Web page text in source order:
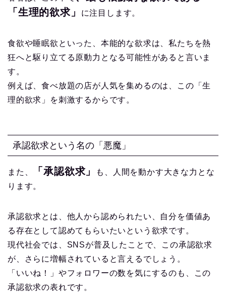
「生理的欲求」
に注目します。
食欲や睡眠欲といった、本能的な欲求は、私たちを熱
狂へと駆り立てる原動力となる可能性があると言いま
す。
例えば、食べ放題の店が人気を集めるのは、この「生
理的欲求」を刺激するからです。
承認欲求という名の「悪魔」
また、 「承認欲求」
も、人間を動かす大きな力とな
ります。
承認欲求とは、他人から認められたい、自分を価値あ
る存在として認めてもらいたいという欲求です。
現代社会では、SNSが普及したことで、この承認欲求
が、さらに増幅されていると言えるでしょう。
「いいね！」やフォロワーの数を気にするのも、この
承認欲求の表れです。